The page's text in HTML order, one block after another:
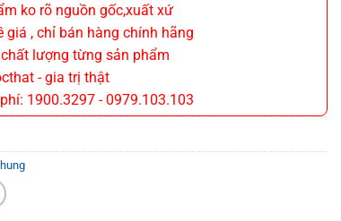
ko rõ nguồn gốc,xuất xứ
giá , chỉ bán hàng chính hãng
lượng từng sản phẩm
- gia trị thật
1900.3297 - 0979.103.103